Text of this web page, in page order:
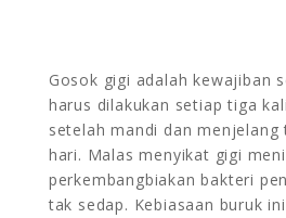
Gosok gigi adalah kewajiban
harus dilakukan setiap tiga
setelah mandi dan menjelang
hari. Malas menyikat gigi
perkembangbiakan bakteri
tak sedap. Kebiasaan buruk